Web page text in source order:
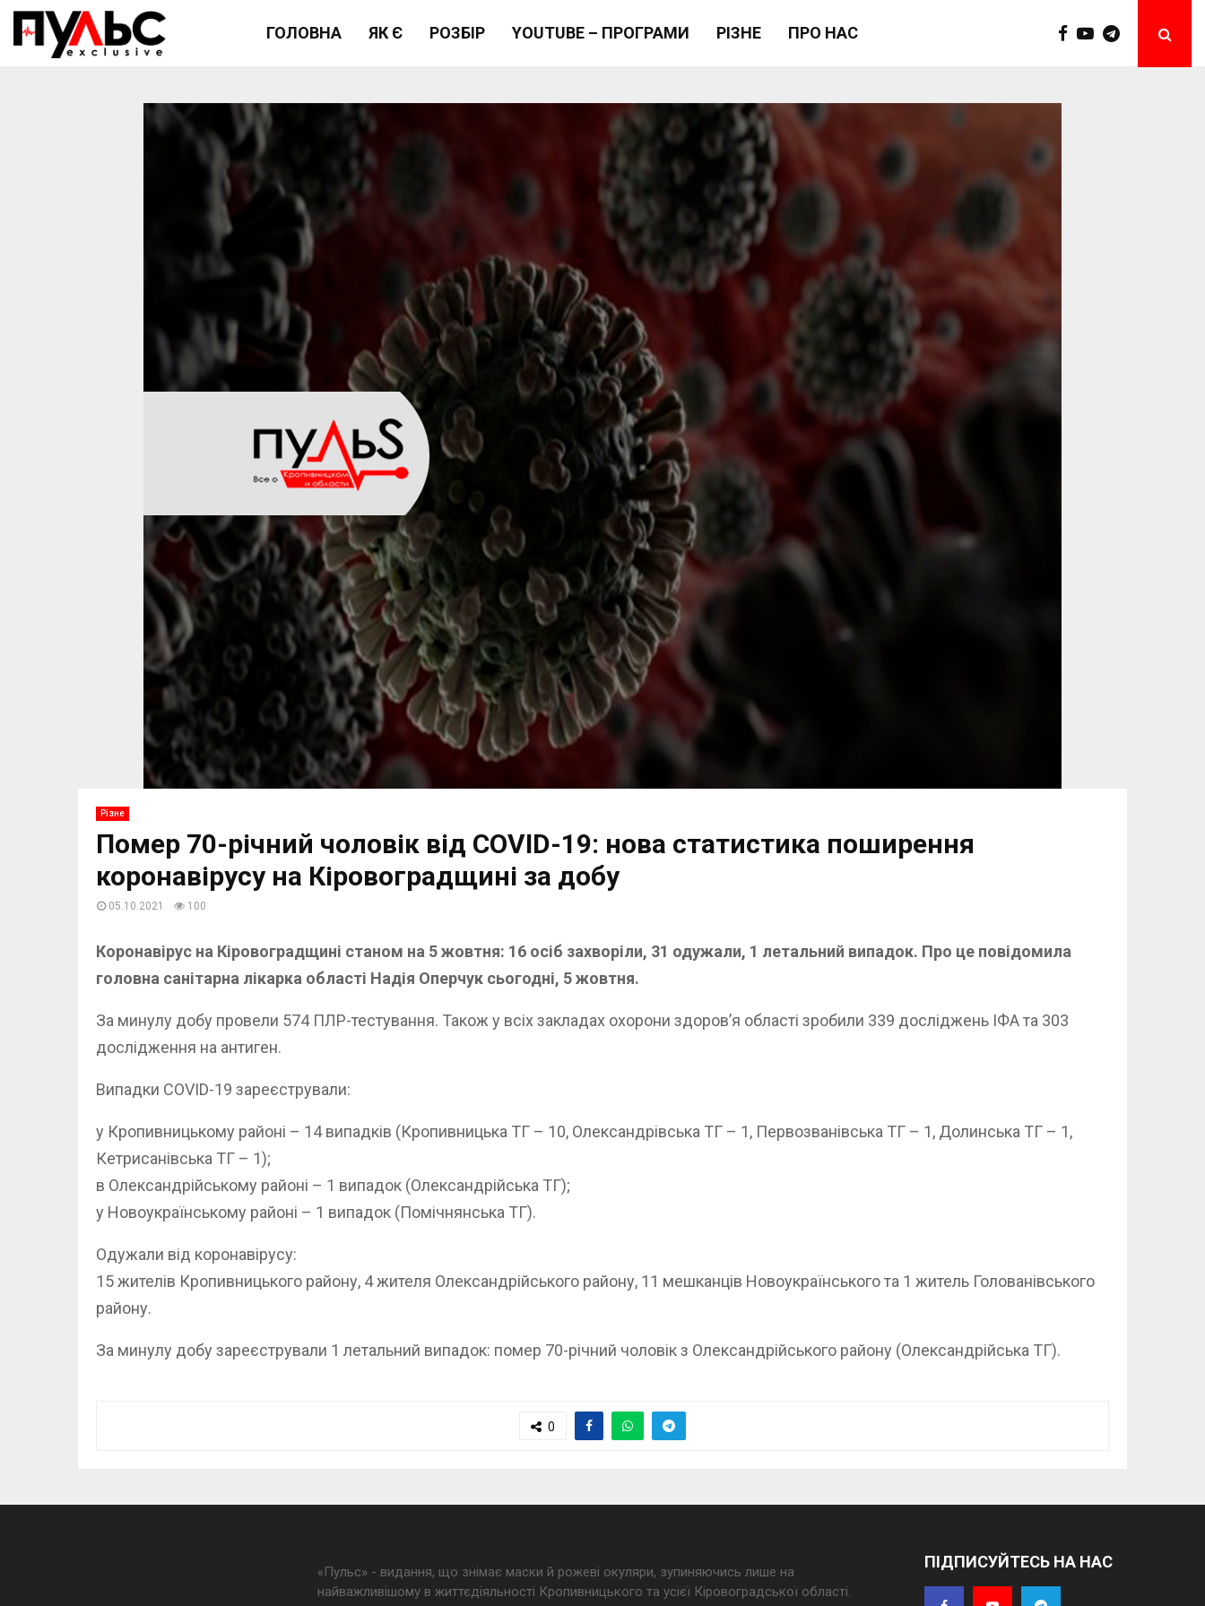
ГОЛОВНА ЯК Є РОЗБІР YOUTUBE – ПРОГРАМИ РІЗНЕ ПРО НАС
Різне
Помер 70-річний чоловік від COVID-19: нова статистика поширення
коронавірусу на Кіровоградщині за добу
05.10.2021 100
Коронавірус на Кіровоградщині станом на 5 жовтня: 16 осіб захворіли, 31 одужали, 1 летальний випадок. Про це повідомила
головна санітарна лікарка області Надія Оперчук сьогодні, 5 жовтня.
За минулу добу провели 574 ПЛР-тестування. Також у всіх закладах охорони здоров’я області зробили 339 досліджень ІФА та 303
дослідження на антиген.
Випадки COVID-19 зареєстрували:
у Кропивницькому районі – 14 випадків (Кропивницька ТГ – 10, Олександрівська ТГ – 1, Первозванівська ТГ – 1, Долинська ТГ – 1,
Кетрисанівська ТГ – 1);
в Олександрійському районі – 1 випадок (Олександрійська ТГ);
у Новоукраїнському районі – 1 випадок (Помічнянська ТГ).
Одужали від коронавірусу:
15 жителів Кропивницького району, 4 жителя Олександрійського району, 11 мешканців Новоукраїнського та 1 житель Голованівського
району.
За минулу добу зареєстрували 1 летальний випадок: помер 70-річний чоловік з Олександрійського району (Олександрійська ТГ).
0
«Пульс» - видання, що знімає маски й рожеві окуляри, зупиняючись лише на
найважливішому в життєдіяльності Кропивницького та усієї Кіровоградської області.
ПІДПИСУЙТЕСЬ НА НАС